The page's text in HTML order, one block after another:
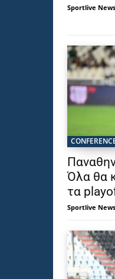
Sportlive
Όλα θα
τα
Sportlive